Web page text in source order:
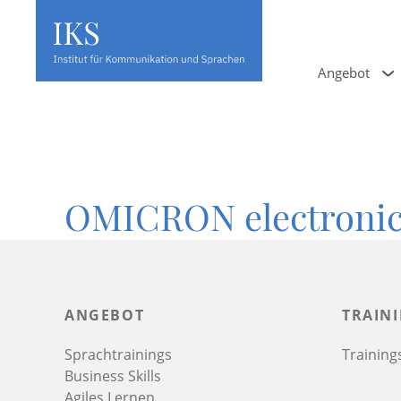
Angebot
OMICRON
ANGEBOT
Sprachtrainings
Business Skills